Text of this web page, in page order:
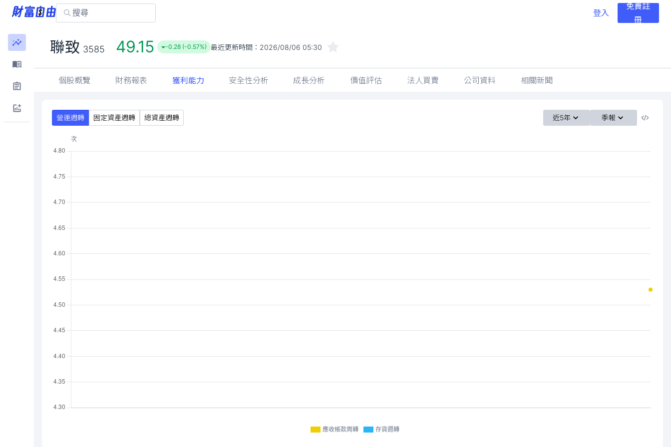
登入
免費註
冊
聯致 3585 49.15 -0.28 (-0.57%) 最近更新時間： 2026/08/06 05:30
個股概覽 財務報表 獲利能力 安全性分析 成長分析 價值評估 法人買賣 公司資料 相關新聞
營運週轉 固定資產週轉 總資產週轉 近5年 季報
應收帳款周轉 存貨週轉